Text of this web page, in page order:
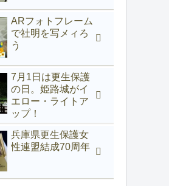
ARフォトフレーム
で社明を写メィろ
う
7月1日は更生保護
の日。姫路城がイ
エロー・ライトア
ップ！
兵庫県更生保護女
性連盟結成70周年